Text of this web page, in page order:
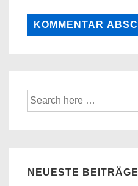
Suche
nach:
NEUESTE BEITRÄGE